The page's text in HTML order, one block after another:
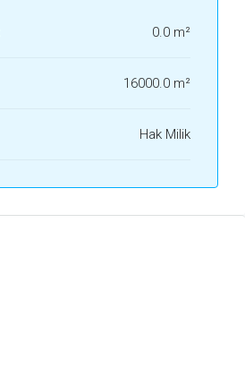
0.0 m²
16000.0 m²
Hak Milik